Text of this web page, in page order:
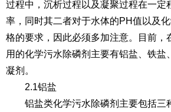
过程中，沉析过程以及凝聚过程在一定
率，同时其二者对于水体的PH值以及
格的要求，因此必须多加注意。目前，
用的化学污水除磷剂主要有铝盐、铁盐
凝剂。
2.1铝盐
铝盐类化学污水除磷剂主要包括三